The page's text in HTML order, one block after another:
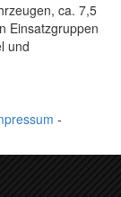
ca. 7,5
Einsatzgruppen
und
-